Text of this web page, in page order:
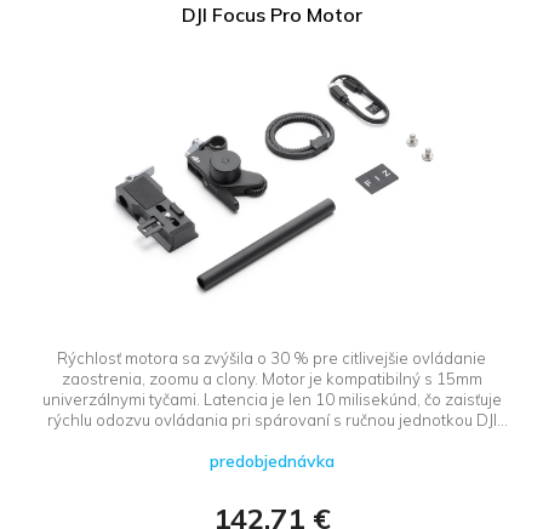
DJI Focus Pro Motor
Rýchlosť motora sa zvýšila o 30 % pre citlivejšie ovládanie
zaostrenia, zoomu a clony. Motor je kompatibilný s 15mm
univerzálnymi tyčami. Latencia je len 10 milisekúnd, čo zaisťuje
rýchlu odozvu ovládania pri spárovaní s ručnou jednotkou DJI
umožňuje prepojenie s ručnou jednotkou DJI Focus Pro. Po
predobjednávka
142,71 €